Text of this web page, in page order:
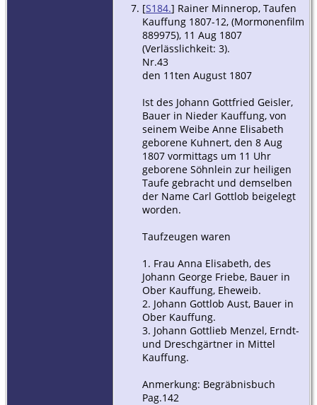
[S184.] Rainer Minnerop, Taufen
Kauffung 1807-12, (Mormonenfilm
889975), 11 Aug 1807
(Verlässlichkeit: 3).
Nr.43
den 11ten August 1807
Ist des Johann Gottfried Geisler,
Bauer in Nieder Kauffung, von
seinem Weibe Anne Elisabeth
geborene Kuhnert, den 8 Aug
1807 vormittags um 11 Uhr
geborene Söhnlein zur heiligen
Taufe gebracht und demselben
der Name Carl Gottlob beigelegt
worden.
Taufzeugen waren
1. Frau Anna Elisabeth, des
Johann George Friebe, Bauer in
Ober Kauffung, Eheweib.
2. Johann Gottlob Aust, Bauer in
Ober Kauffung.
3. Johann Gottlieb Menzel, Erndt-
und Dreschgärtner in Mittel
Kauffung.
Anmerkung: Begräbnisbuch
Pag.142